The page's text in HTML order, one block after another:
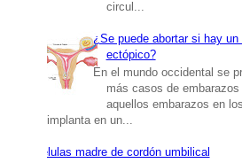
circul...
¿Se puede abortar si hay un
ectópico?
En el mundo occidental se
más casos de
aquellos embarazos en
implanta en un...
Células madre de cordón umbilical